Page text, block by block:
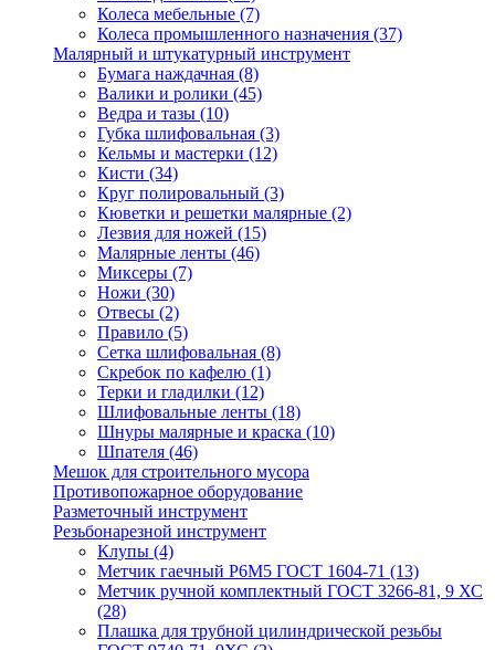
Колеса мебельные (7)
Колеса промышленного назначения (37)
Малярный и штукатурный инструмент
Бумага наждачная (8)
Валики и ролики (45)
Ведра и тазы (10)
Губка шлифовальная (3)
Кельмы и мастерки (12)
Кисти (34)
Круг полировальный (3)
Кюветки и решетки малярные (2)
Лезвия для ножей (15)
Малярные ленты (46)
Миксеры (7)
Ножи (30)
Отвесы (2)
Правило (5)
Сетка шлифовальная (8)
Скребок по кафелю (1)
Терки и гладилки (12)
Шлифовальные ленты (18)
Шнуры малярные и краска (10)
Шпателя (46)
Мешок для строительного мусора
Противопожарное оборудование
Разметочный инструмент
Резьбонарезной инструмент
Клупы (4)
Метчик гаечный Р6М5 ГОСТ 1604-71 (13)
Метчик ручной комплектный ГОСТ 3266-81, 9 ХС
(28)
Плашка для трубной цилиндрической резьбы